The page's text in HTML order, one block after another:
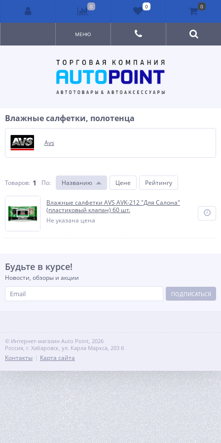
МЕНЮ
Влажные салфетки, полотенца
Avs
Товаров: 1 По: Названию Цене Рейтингу
Влажные салфетки AVS AVK-212 "Для Салона"
(пластиковый клапан) 60 шт.
Не указана цена
Будьте в курсе!
Новости, обзоры и акции
ПОДПИСАТЬСЯ
© Интернет-магазин Auto Point, 2026
Россия, г. Хабаровск, ул. Карла Маркса, 203 б
Контакты Карта сайта
0 0 0